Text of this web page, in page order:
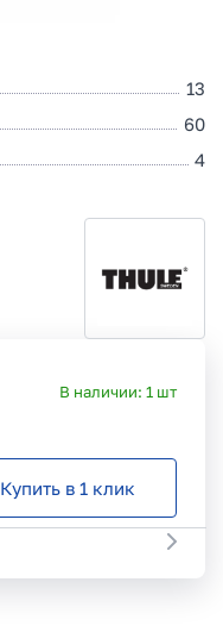
13
60
4
В наличии: 1 шт
Купить в 1 клик